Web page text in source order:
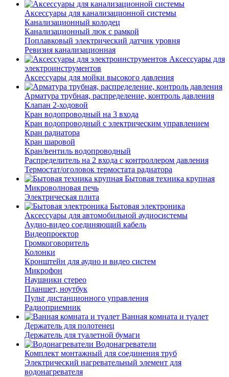
Аксессуары для канализационной системы
Канализационный колодец
Канализационный люк с рамкой
Поплавковый электрический датчик уровня
Ревизия канализационная
Аксессуары для
электроинструментов
Аксессуары для мойки высокого давления
Арматура трубная, распределение, контроль давления
Клапан 2-ходовой
Кран водопроводный на 3 входа
Кран водопроводный с электрическим управлением
Кран радиатора
Кран шаровой
Кран/вентиль водопроводный
Распределитель на 2 входа с контроллером давления
Термостат/оголовок термостата радиатора
Бытовая техника крупная
Микроволновая печь
Электрическая плита
Бытовая электроника
Аксессуары для автомобильной аудиосистемы
Аудио-видео соединяющий кабель
Видеопроектор
Громкоговоритель
Колонки
Кронштейн для аудио и видео систем
Микрофон
Наушники стерео
Планшет, ноутбук
Пульт дистанционного управления
Радиоприемник
Ванная комната и туалет
Держатель для полотенец
Держатель для туалетной бумаги
Водонагреватели
Комплект монтажный для соединения труб
Электрический нагревательный элемент для
водонагревателя